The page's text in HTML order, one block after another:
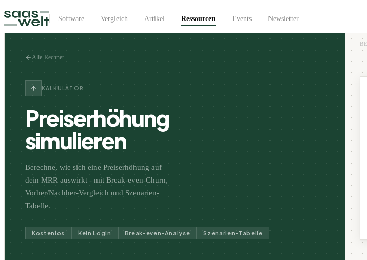
Software Vergleich Artikel Ressourcen Events Newsletter
Alle Rechner
KALKULATOR
Preiserhöhung
simulieren
Berechne, wie sich eine Preiserhöhung auf
dein MRR auswirkt - mit Break-even-Churn,
Vorher/Nachher-Vergleich und Szenarien-
Tabelle.
Kostenlos Kein Login Break-even-Analyse Szenarien-Tabelle